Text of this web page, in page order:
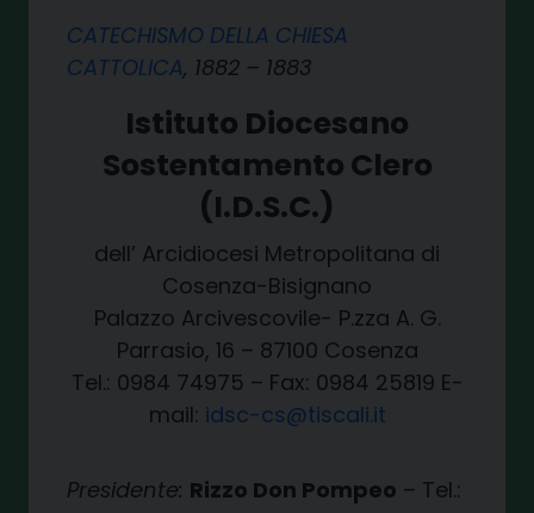
CATECHISMO DELLA CHIESA
CATTOLICA, 1882 – 1883
Istituto Diocesano
Sostentamento Clero
(I.D.S.C.)
dell’ Arcidiocesi Metropolitana di
Cosenza-Bisignano
Palazzo Arcivescovile- P.zza A. G.
Parrasio, 16 – 87100 Cosenza
Tel.: 0984 74975 – Fax: 0984 25819 E-
mail: idsc-cs@tiscali.it
Presidente: Rizzo Don Pompeo – Tel.: